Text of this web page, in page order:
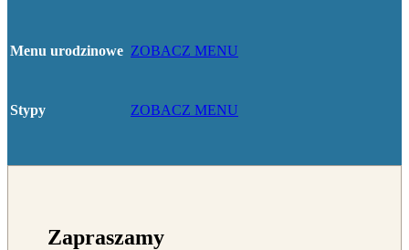
Menu urodzinowe ZOBACZ MENU
Stypy ZOBACZ MENU
Zapraszamy